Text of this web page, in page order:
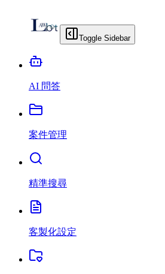
Toggle Sidebar
AI 問答
案件管理
精準搜尋
客製化設定